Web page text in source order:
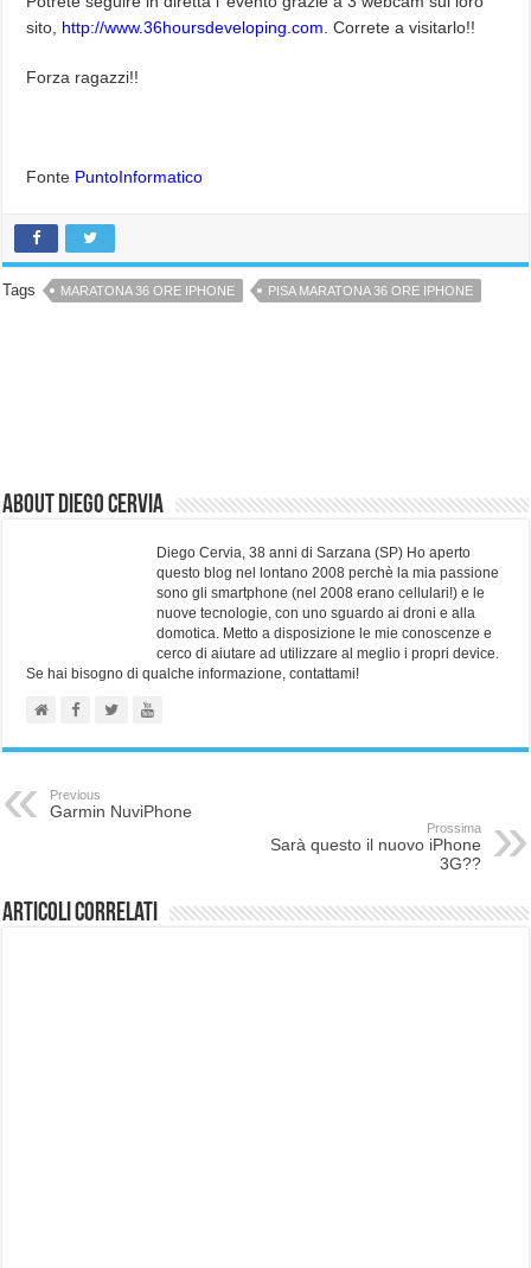
sito, http://www.36hoursdeveloping.com . Correte a visitarlo!!
Forza ragazzi!!
Fonte PuntoInformatico
Tags MARATONA 36 ORE IPHONE PISA MARATONA 36 ORE IPHONE
About Diego Cervia
Diego Cervia, 38 anni di Sarzana (SP) Ho aperto
questo blog nel lontano 2008 perchè la mia passione
sono gli smartphone (nel 2008 erano cellulari!) e le
nuove tecnologie, con uno sguardo ai droni e alla
domotica. Metto a disposizione le mie conoscenze e
cerco di aiutare ad utilizzare al meglio i propri device.
Se hai bisogno di qualche informazione, contattami!
Previous
Garmin NuviPhone
Prossima
Sarà questo il nuovo iPhone
3G??
Articoli correlati